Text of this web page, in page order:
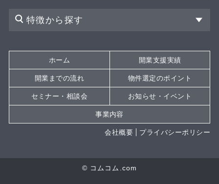
特徴から探す
ホーム 開業支援実績
開業までの流れ 物件選定のポイント
セミナー・相談会 お知らせ・イベント
事業内容
会社概要 プライバシーポリシー
© コムコム.com